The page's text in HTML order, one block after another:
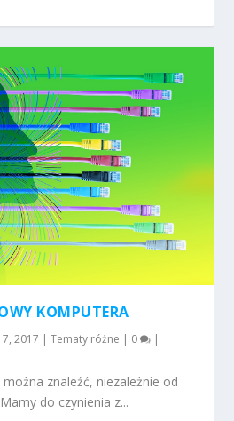
KOMPUTERA
7, 2017 |Tematy różne | 0 |
znaleźć, niezależnie od
do czynienia z...